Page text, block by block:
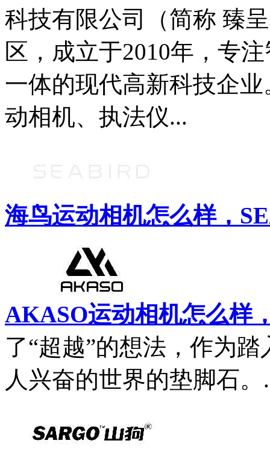
科技有限公司（简称 臻
区，成立于2010年，专
一体的现代高新科技企
动相机、执法仪...
海鸟运动相机怎么样，
AKASO运动相机怎么样
了“超越”的想法，作为
人兴奋的世界的垫脚石。